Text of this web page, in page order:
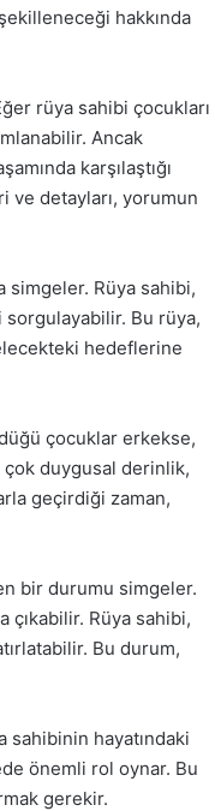
hakkında
rüya sahibi çocukları
Ancak
karşılaştığı
ve detayları, yorumun
simgeler. Rüya sahibi,
Bu rüya,
hedeflerine
çocuklar erkekse,
duygusal derinlik,
geçirdiği zaman,
bir durumu simgeler.
çıkabilir. Rüya sahibi,
Bu durum,
sahibinin hayatındaki
önemli rol oynar. Bu
gerekir.